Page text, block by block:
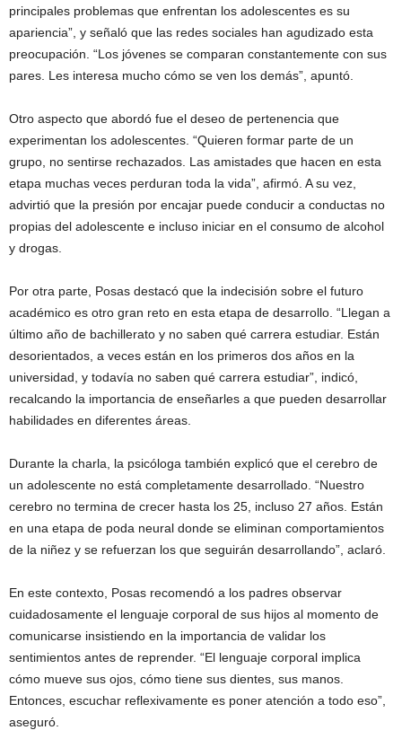
principales problemas que enfrentan los adolescentes es su
apariencia”, y señaló que las redes sociales han agudizado esta
preocupación. “Los jóvenes se comparan constantemente con sus
pares. Les interesa mucho cómo se ven los demás”, apuntó.
Otro aspecto que abordó fue el deseo de pertenencia que
experimentan los adolescentes. “Quieren formar parte de un
grupo, no sentirse rechazados. Las amistades que hacen en esta
etapa muchas veces perduran toda la vida”, afirmó. A su vez,
advirtió que la presión por encajar puede conducir a conductas no
propias del adolescente e incluso iniciar en el consumo de alcohol
y drogas.
Por otra parte, Posas destacó que la indecisión sobre el futuro
académico es otro gran reto en esta etapa de desarrollo. “Llegan a
último año de bachillerato y no saben qué carrera estudiar. Están
desorientados, a veces están en los primeros dos años en la
universidad, y todavía no saben qué carrera estudiar”, indicó,
recalcando la importancia de enseñarles a que pueden desarrollar
habilidades en diferentes áreas.
Durante la charla, la psicóloga también explicó que el cerebro de
un adolescente no está completamente desarrollado. “Nuestro
cerebro no termina de crecer hasta los 25, incluso 27 años. Están
en una etapa de poda neural donde se eliminan comportamientos
de la niñez y se refuerzan los que seguirán desarrollando”, aclaró.
En este contexto, Posas recomendó a los padres observar
cuidadosamente el lenguaje corporal de sus hijos al momento de
comunicarse insistiendo en la importancia de validar los
sentimientos antes de reprender. “El lenguaje corporal implica
cómo mueve sus ojos, cómo tiene sus dientes, sus manos.
Entonces, escuchar reflexivamente es poner atención a todo eso”,
aseguró.